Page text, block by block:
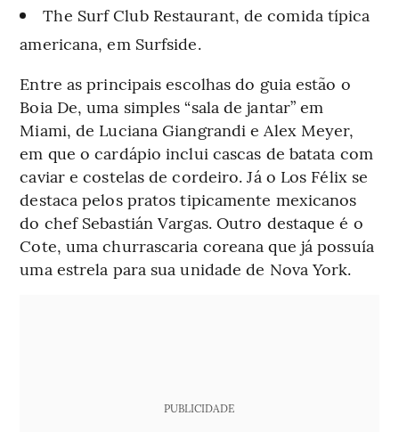
The Surf Club Restaurant, de comida típica
americana, em Surfside.
Entre as principais escolhas do guia estão o
Boia De, uma simples “sala de jantar” em
Miami, de Luciana Giangrandi e Alex Meyer,
em que o cardápio inclui cascas de batata com
caviar e costelas de cordeiro. Já o Los Félix se
destaca pelos pratos tipicamente mexicanos
do chef Sebastián Vargas. Outro destaque é o
Cote, uma churrascaria coreana que já possuía
uma estrela para sua unidade de Nova York.
PUBLICIDADE